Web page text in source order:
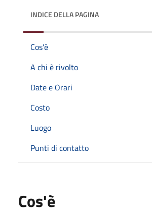
INDICE DELLA PAGINA
Cos'è
A chi è rivolto
Date e Orari
Costo
Luogo
Punti di contatto
Cos'è